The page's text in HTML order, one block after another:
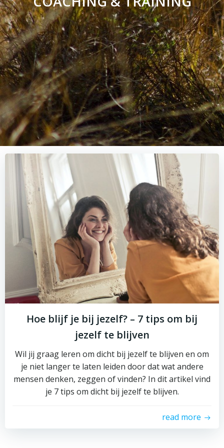
Hoe blijf je bij jezelf? – 7 tips om bij
jezelf te blijven
Wil jij graag leren om dicht bij jezelf te blijven en om
je niet langer te laten leiden door dat wat andere
mensen denken, zeggen of vinden? In dit artikel vind
je 7 tips om dicht bij jezelf te blijven.
read more